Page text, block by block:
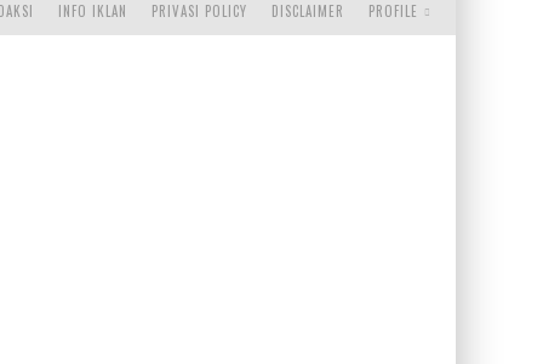
PROFILE
DISCLAIMER
PRIVASI POLICY
INFO IKLAN